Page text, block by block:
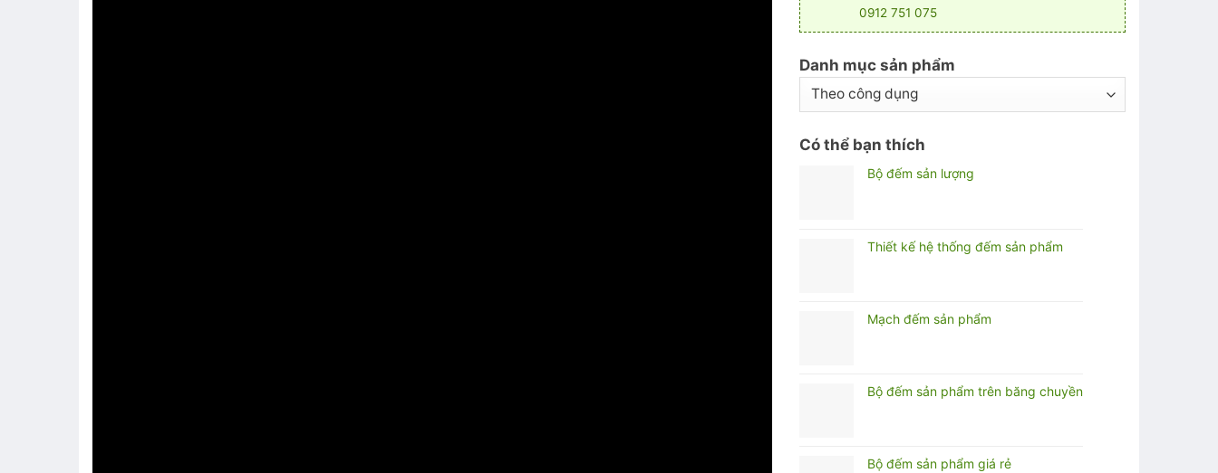
0912 751 075
Danh mục sản phẩm
Có thể bạn thích
Bộ đếm sản lượng
Thiết kế hệ thống đếm sản phẩm
Mạch đếm sản phẩm
Bộ đếm sản phẩm trên băng chuyền
Bộ đếm sản phẩm giá rẻ